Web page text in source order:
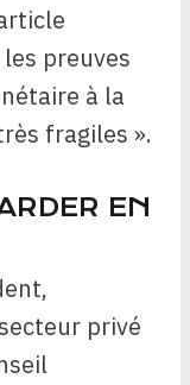
preuves
à la
fragiles ».
EN
privé